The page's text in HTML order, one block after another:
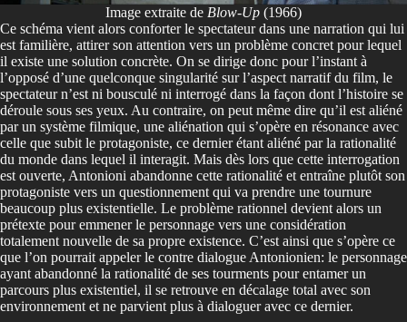
Image extraite de Blow-Up (1966)
Ce schéma vient alors conforter le spectateur dans une narration qui lui
est familière, attirer son attention vers un problème concret pour lequel
il existe une solution concrète. On se dirige donc pour l’instant à
l’opposé d’une quelconque singularité sur l’aspect narratif du film, le
spectateur n’est ni bousculé ni interrogé dans la façon dont l’histoire se
déroule sous ses yeux. Au contraire, on peut même dire qu’il est aliéné
par un système filmique, une aliénation qui s’opère en résonance avec
celle que subit le protagoniste, ce dernier étant aliéné par la rationalité
du monde dans lequel il interagit. Mais dès lors que cette interrogation
est ouverte, Antonioni abandonne cette rationalité et entraîne plutôt son
protagoniste vers un questionnement qui va prendre une tournure
beaucoup plus existentielle. Le problème rationnel devient alors un
prétexte pour emmener le personnage vers une considération
totalement nouvelle de sa propre existence. C’est ainsi que s’opère ce
que l’on pourrait appeler le contre dialogue Antonionien: le personnage
ayant abandonné la rationalité de ses tourments pour entamer un
parcours plus existentiel, il se retrouve en décalage total avec son
environnement et ne parvient plus à dialoguer avec ce dernier.